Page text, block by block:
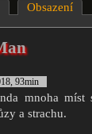
Obsazení
93min
mnoha
a strachu.